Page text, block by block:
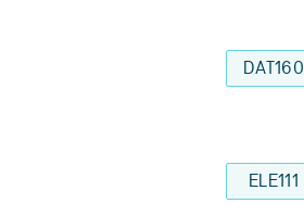
DAT160
ELE111